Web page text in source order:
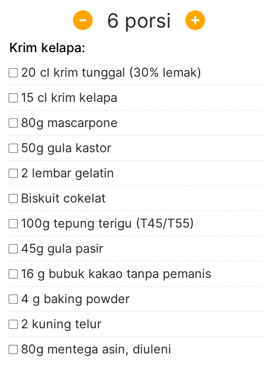
6
Krim kelapa:
20 cl krim tunggal (30% lemak)
15 cl krim kelapa
80g mascarpone
50g gula kastor
2 lembar gelatin
Biskuit cokelat
100g tepung terigu (T45/T55)
45g gula pasir
16 g bubuk kakao tanpa pemanis
4 g baking powder
2 kuning telur
80g mentega asin, diuleni